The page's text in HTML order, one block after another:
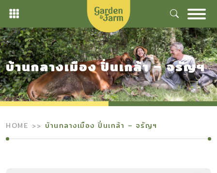
Skip
content
บ้านกลางเมือง ปิ่นเกล้า – จรัญฯ
HOME บ้านกลางเมือง ปิ่นเกล้า – จรัญฯ